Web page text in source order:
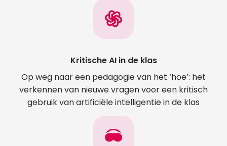
Kritische AI in de klas
Op weg naar een pedagogie van het ‘hoe’: het
verkennen van nieuwe vragen voor een kritisch
gebruik van artificiële intelligentie in de klas